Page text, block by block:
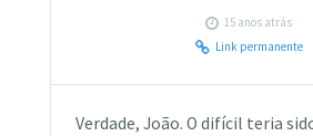
15 anos atrás
Link permanente
Verdade, João. O difícil teria